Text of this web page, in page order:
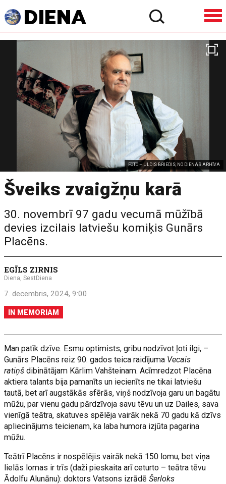
FOTO – ULDIS BRIEDIS, NO DIENAS ARHĪVA
Šveiks zvaigžņu karā
30. novembrī 97 gadu vecumā mūžībā
devies izcilais latviešu komiķis Gunārs
Placēns.
EGĪLS ZIRNIS
Diena, SestDiena
7. decembris, 2024, 9:00
IN MEMORIAM
Man patīk dzīve. Esmu optimists, gribu nodzīvot ļoti ilgi, –
Gunārs Placēns reiz 90. gados teica raidījuma Vecais
ratiņš dibinātājam Kārlim Vahšteinam. Acīmredzot Placēna
aktiera talants bija pamanīts un iecienīts ne tikai latviešu
tautā, bet arī augstākās sfērās, viņš nodzīvoja garu un bagātu
mūžu, par vienu gadu pārdzīvoja savu tēvu un uz Dailes, sava
vienīgā teātra, skatuves spēlēja vairāk nekā 70 gadu kā dzīvs
apliecinājums teicienam, ka laba humora izjūta pagarina
mūžu.
Teātrī Placēns ir nospēlējis vairāk nekā 150 lomu, bet viņa
lielās lomas ir trīs (daži pieskaita arī ceturto – teātra tēvu
Ādolfu Alunānu): doktors Vatsons izrādēŠerloks